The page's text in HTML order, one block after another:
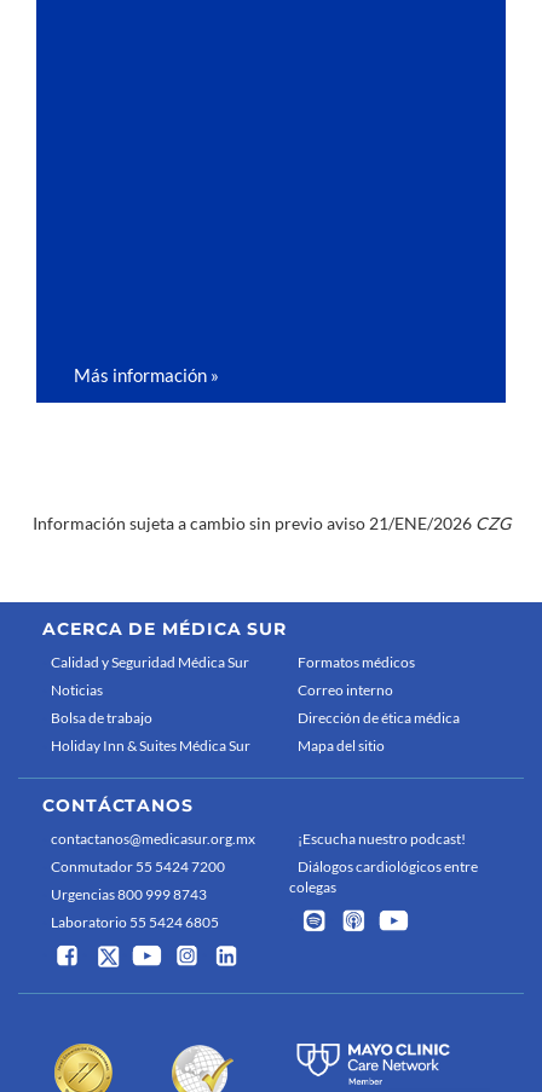
Más información »
Información sujeta a cambio sin previo aviso 21/ENE/2026 CZG
ACERCA DE MÉDICA SUR
Calidad y Seguridad Médica Sur
Noticias
Bolsa de trabajo
Holiday Inn & Suites Médica Sur
Formatos médicos
Correo interno
Dirección de ética médica
Mapa del sitio
CONTÁCTANOS
contactanos@medicasur.org.mx
Conmutador 55 5424 7200
Urgencias 800 999 8743
Laboratorio 55 5424 6805
¡Escucha nuestro podcast!
Diálogos cardiológicos entre
colegas